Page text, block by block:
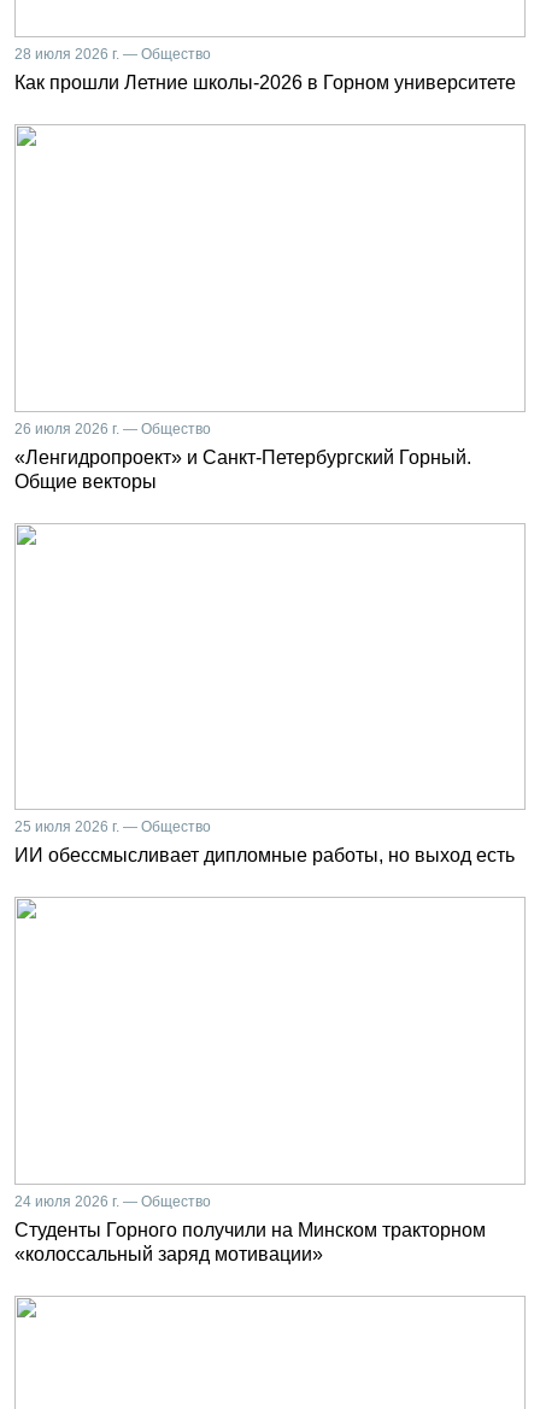
28 июля 2026 г. — Общество
Как прошли Летние школы-2026 в Горном университете
26 июля 2026 г. — Общество
«Ленгидропроект» и Санкт-Петербургский Горный.
Общие векторы
25 июля 2026 г. — Общество
ИИ обессмысливает дипломные работы, но выход есть
24 июля 2026 г. — Общество
Студенты Горного получили на Минском тракторном
«колоссальный заряд мотивации»